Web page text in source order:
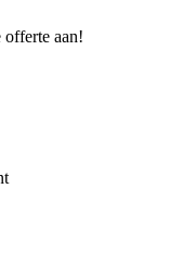
offerte aan!